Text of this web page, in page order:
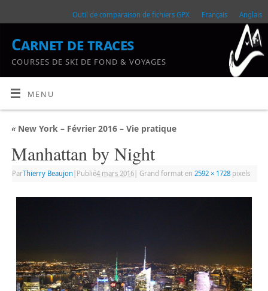
Outil de comparaison de fichiers GPX Français Anglais
Carnet de traces
COURSES DE SKI DE FOND & VOYAGES
MENU
«New York – Février 2016 – Vie pratique
Manhattan by Night
ParThierry Beaujon Publié4 mars 2016| Grand format en 2592 × 1728pixels